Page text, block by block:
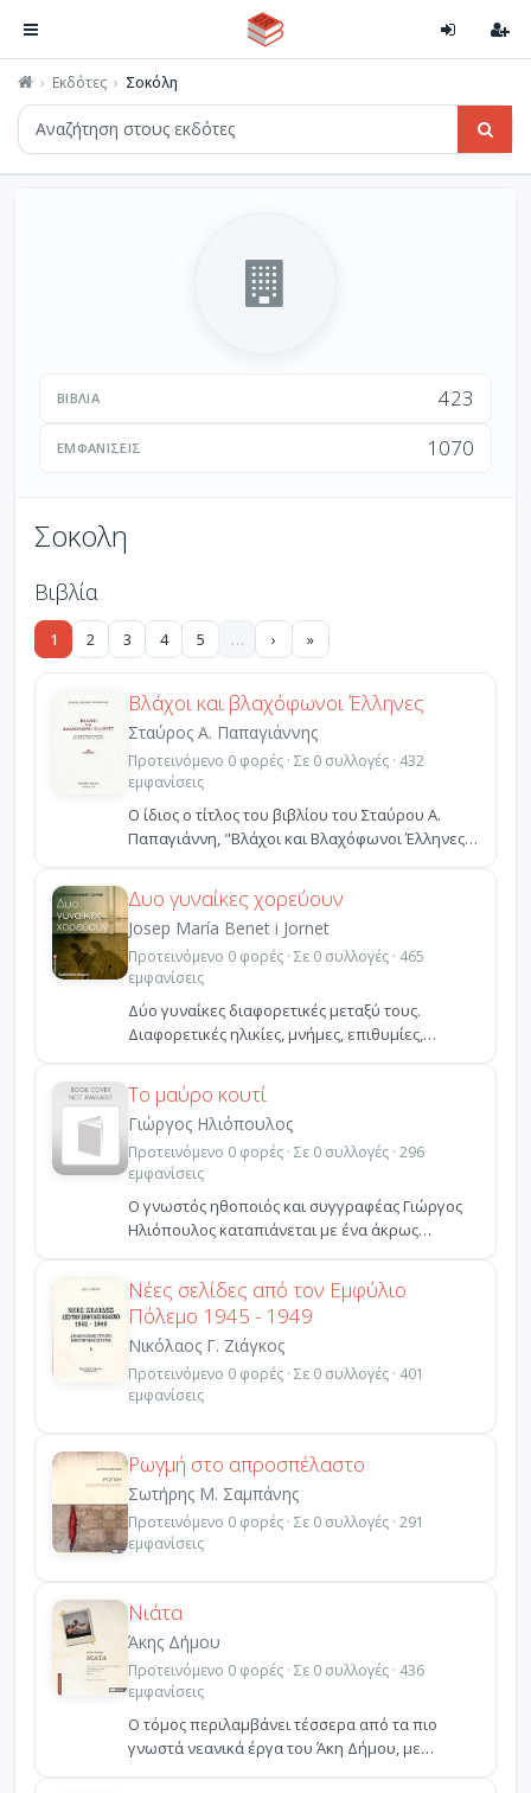
Εκδότες Σοκόλη
ΒΙΒΛΊΑ 423
ΕΜΦΑΝΊΣΕΙΣ 1070
Σοκολη
Βιβλία
1 2 3 4 5 … › »
Βλάχοι και βλαχόφωνοι Έλληνες
Σταύρος Α. Παπαγιάννης
Προτεινόμενο 0 φορές · Σε 0 συλλογές · 432
εμφανίσεις
Ο ίδιος ο τίτλος του βιβλίου του Σταύρου Α.
Παπαγιάννη, "Βλάχοι και Βλαχόφωνοι Έλληνες.
Δύο ξεχωριστ...
Δυο γυναίκες χορεύουν
Josep María Benet i Jornet
Προτεινόμενο 0 φορές · Σε 0 συλλογές · 465
εμφανίσεις
Δύο γυναίκες διαφορετικές μεταξύ τους.
Διαφορετικές ηλικίες, μνήμες, επιθυμίες,
διαφορετική προσέγγι...
Το μαύρο κουτί
Γιώργος Ηλιόπουλος
Προτεινόμενο 0 φορές · Σε 0 συλλογές · 296
εμφανίσεις
Ο γνωστός ηθοποιός και συγγραφέας Γιώργος
Ηλιόπουλος καταπιάνεται με ένα άκρως
επίκαιρο θέμα, με ένα...
Νέες σελίδες από τον Εμφύλιο
Πόλεμο 1945 - 1949
Νικόλαος Γ. Ζιάγκος
Προτεινόμενο 0 φορές · Σε 0 συλλογές · 401
εμφανίσεις
Ρωγμή στο απροσπέλαστο
Σωτήρης Μ. Σαμπάνης
Προτεινόμενο 0 φορές · Σε 0 συλλογές · 291
εμφανίσεις
Νιάτα
Άκης Δήμου
Προτεινόμενο 0 φορές · Σε 0 συλλογές · 436
εμφανίσεις
Ο τόμος περιλαμβάνει τέσσερα από τα πιο
γνωστά νεανικά έργα του Άκη Δήμου, με
πολλαπλά ανεβάσματα σε...